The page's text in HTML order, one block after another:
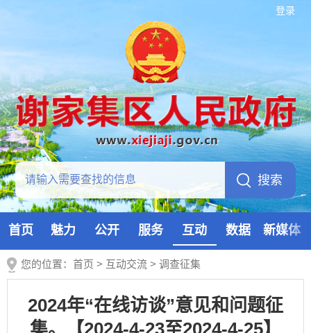
登录
首页 魅力 公开 服务 互动 数据 新媒体
您的位置： 首页 > 互动交流 > 调查征集
2024年“在线访谈”意见和问题征